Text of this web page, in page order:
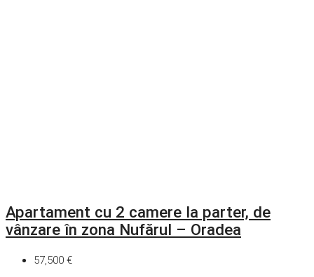
Apartament cu 2 camere la parter, de
vânzare în zona Nufărul – Oradea
57,500 €